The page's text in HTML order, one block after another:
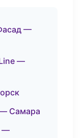
—
—
Самара
—